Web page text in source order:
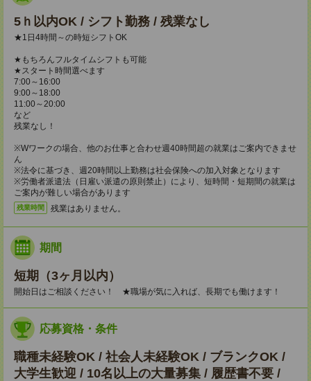
5ｈ以内OK / シフト勤務 / 残業なし
★1日4時間～の時短シフトOK
★もちろんフルタイムシフトも可能
★スタート時間選べます
7:00～16:00
9:00～18:00
11:00～20:00
など
残業なし！
※Wワークの場合、他のお仕事と合わせ週40時間超の就業はご案内できませ
ん
※法令に基づき、週20時間以上勤務は社会保険への加入対象となります
※労働者派遣法（日雇い派遣の原則禁止）により、短時間・短期間の就業は
ご案内が難しい場合があります
残業時間 残業はありません。
期間
短期（3ヶ月以内）
開始日はご相談ください！ ★職場が気に入れば、長期でも働けます！
応募資格・条件
職種未経験OK / 社会人未経験OK / ブランクOK /
大学生歓迎 / 10名以上の大量募集 / 履歴書不要 /